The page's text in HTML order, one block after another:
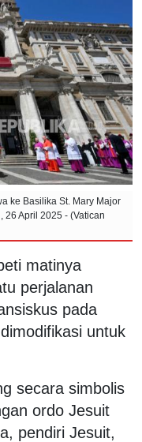
ke Basilika St. Mary Major
26 April 2025 - (Vatican
matinya
perjalanan
pada
untuk
secara simbolis
ordo Jesuit
pendiri Jesuit,